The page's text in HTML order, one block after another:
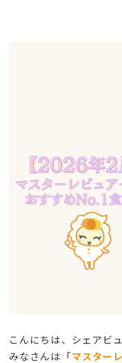
こんにちは、シェアビ
みなさんは「マスター